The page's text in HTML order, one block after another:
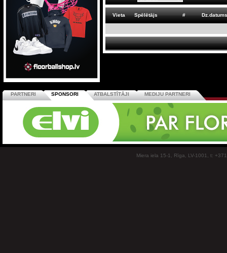
Vieta Spēlētājs # Dz.datums
PARTNERI SPONSORI ATBALSTĪTĀJI MEDIJU PARTNERI
Miera iela 15-1, Rīga, LV-1001, t: